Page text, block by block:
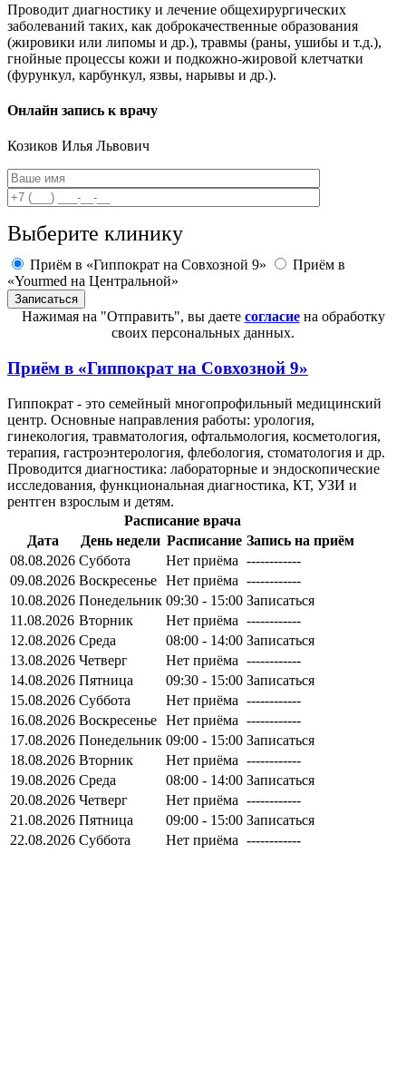
Проводит диагностику и лечение общехирургических
заболеваний таких, как доброкачественные образования
(жировики или липомы и др.), травмы (раны, ушибы и т.д.),
гнойные процессы кожи и подкожно-жировой клетчатки
(фурункул, карбункул, язвы, нарывы и др.).
Онлайн запись к врачу
Козиков Илья Львович
Выберите клинику
Приём в «Гиппократ на Совхозной 9»
Приём в
«Yourmed на Центральной»
Нажимая на "Отправить", вы даете согласиена обработку
своих персональных данных.
Приём в «Гиппократ на Совхозной 9»
Гиппократ - это семейный многопрофильный медицинский
центр. Основные направления работы: урология,
гинекология, травматология, офтальмология, косметология,
терапия, гастроэнтерология, флебология, стоматология и др.
Проводится диагностика: лабораторные и эндоскопические
исследования, функциональная диагностика, КТ, УЗИ и
рентген взрослым и детям.
Расписание врача
Дата
День недели Расписание Запись на приём
08.08.2026 Суббота Нет приёма ------------
09.08.2026 Воскресенье Нет приёма ------------
10.08.2026 Понедельник 09:30 - 15:00 Записаться
11.08.2026 Вторник Нет приёма ------------
12.08.2026 Среда 08:00 - 14:00 Записаться
13.08.2026 Четверг Нет приёма ------------
14.08.2026 Пятница 09:30 - 15:00 Записаться
15.08.2026 Суббота Нет приёма ------------
16.08.2026 Воскресенье Нет приёма ------------
17.08.2026 Понедельник 09:00 - 15:00 Записаться
18.08.2026 Вторник Нет приёма ------------
19.08.2026 Среда 08:00 - 14:00 Записаться
20.08.2026 Четверг Нет приёма ------------
21.08.2026 Пятница 09:00 - 15:00 Записаться
22.08.2026 Суббота Нет приёма ------------